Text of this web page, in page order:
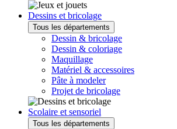
Dessins et bricolage
Tous les départements
Dessin & bricolage
Dessin & coloriage
Maquillage
Matériel & accessoires
Pâte à modeler
Projet de bricolage
Scolaire et sensoriel
Tous les départements